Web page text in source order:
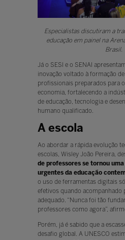
Especialistas discutiram a
educação em painel na
Brasil.
Já o SESI e o SENAI
inovação voltado à formação
profissionais preparados para
economia, fortalecendo a
de educação, tecnologia e
humano qualificado.
A escola
Ao abordar a rápida evolução
escolas, Wisley João Pereira,
de professores se tornou
urgentes da educação
o uso de ferramentas digitais
efetivos quando acompanhado
adequado. “Nunca foi tão
professores como agora”,
Porém, já é sabido que a
desafio global. A UNESCO